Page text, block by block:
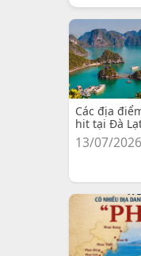
Các địa
hit tại Đà
13/07/2026